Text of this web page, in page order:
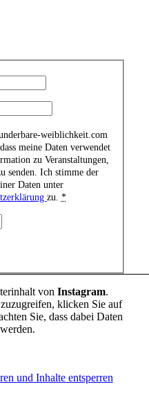
weiblichkeit.com
meine Daten verwendet
zu Veranstaltungen,
senden. Ich stimme der
Daten unter
zu. *
von Instagram.
klicken Sie auf
Sie, dass dabei Daten
und Inhalte entsperren